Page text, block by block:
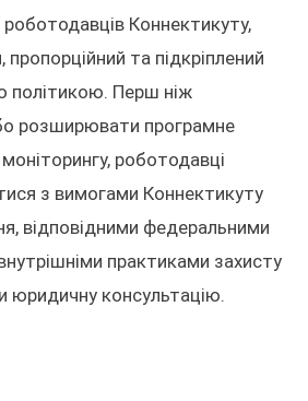
Коннектикуту,
та підкріплений
політикою. Перш ніж
розширювати програмне
роботодавці
з вимогами Коннектикуту
відповідними федеральними
практиками захисту
юридичну консультацію.